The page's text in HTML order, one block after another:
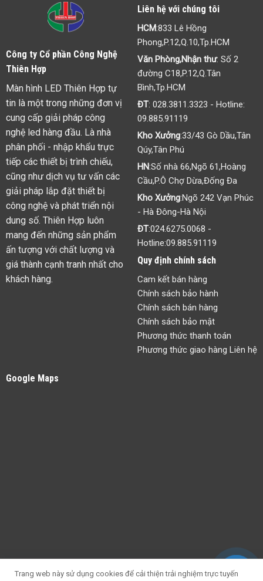
Công ty Cổ phần Công Nghệ
Thiên Hợp
Màn hình LED Thiên Hợp tự
tin là một trong những đơn vị
cung cấp giải pháp công
nghệ led hàng đầu. Là nhà
phân phối - nhập khẩu trực
tiếp các thiết bị trình chiếu,
cũng như dịch vụ tư vấn các
giải pháp lắp đặt thiết bị
công nghệ và phát triển nội
dung số. Thiên Hợp luôn
mang đến những sản phẩm
ấn tượng với chất lượng và
giá thành cạnh tranh nhất cho
khách hàng.
Liên hệ với chúng tôi
HCM:833 Lê Hồng
Phong,P.12,Q.10,Tp.HCM
Văn Phòng,Nhận thư: Số 2
đường C18,P.12,Q.Tân
Bình,Tp.HCM
ĐT: 028.3811.3323 - Hotline:
09.885.91119
Kho Xưởng:33/43 Gò Dầu,Tân
Qúy,Tân Phú
HN:Số nhà 66,Ngõ 61,Hoàng
Cầu,P.Ô Chợ Dừa,Đống Đa
Kho Xưởng:Ngõ 242 Vạn Phúc
- Hà Đông-Hà Nội
ĐT:024.6275.0068 -
Hotline:09.885.91119
Quy định chính sách
Cam kết bán hàng
Chính sách bảo hành
Chính sách bán hàng
Chính sách bảo mật
Phương thức thanh toán
Phương thức giao hàng Liên hệ
Google Maps
Trang web này sử dụng cookies để cải thiện trải nghiệm trực tuyến